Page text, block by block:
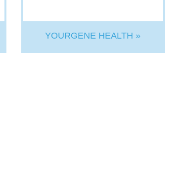
YOURGENE HEALTH »